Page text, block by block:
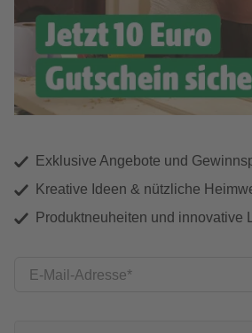
Exklusive Angebote und
Kreative Ideen & nützliche
Produktneuheiten und innovative
E-Mail-Adresse